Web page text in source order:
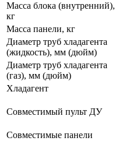
Масса блока (внутренний),
кг
Масса панели, кг
Диаметр труб хладагента
(жидкость), мм (дюйм)
Диаметр труб хладагента
(газ), мм (дюйм)
Хладагент
Совместимый пульт ДУ
Совместимые панели